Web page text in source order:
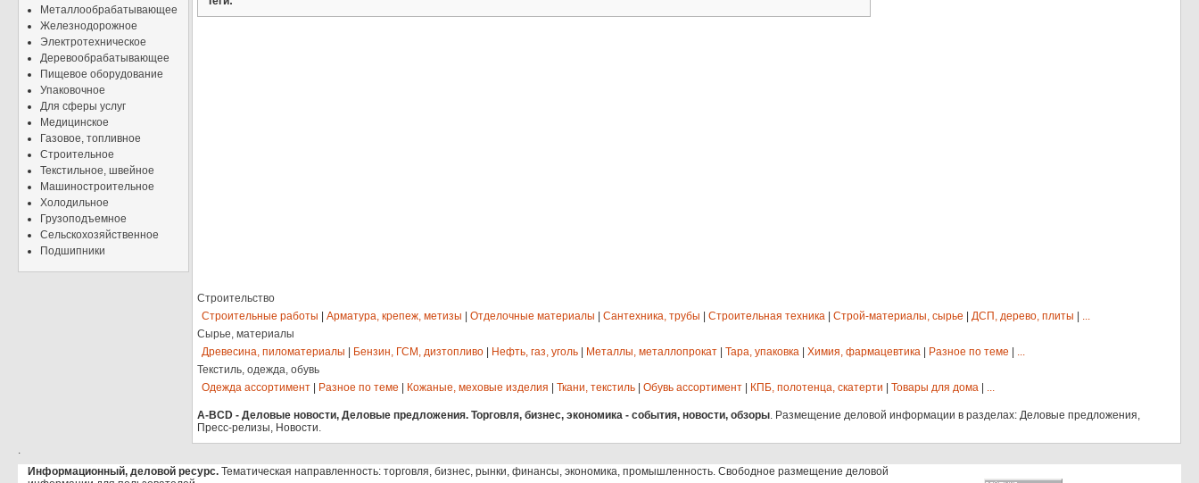
Металлообрабатывающее
Железнодорожное
Электротехническое
Деревообрабатывающее
Пищевое оборудование
Упаковочное
Для сферы услуг
Медицинское
Газовое, топливное
Строительное
Текстильное, швейное
Машиностроительное
Холодильное
Грузоподъемное
Сельскохозяйственное
Подшипники
Строительство
Строительные работы
Арматура, крепеж, метизы Отделочные материалы Сантехника, трубы Строительная техника Строй-материалы, сырье ДСП, дерево, плиты
...
Сырье, материалы
Древесина, пиломатериалы
Бензин, ГСМ, дизтопливо Нефть, газ, уголь Металлы, металлопрокат Тара, упаковка Химия, фармацевтика Разное по теме
...
Текстиль, одежда, обувь
Одежда ассортимент
Разное по теме Кожаные, меховые изделия Ткани, текстиль Обувь ассортимент КПБ, полотенца, скатерти Товары для дома ...
A-BCD - Деловые новости, Деловые предложения. Торговля, бизнес, экономика - события, новости, обзоры. Размещение деловой информации в разделах: Деловые предложения,
Пресс-релизы, Новости.
.
Информационный, деловой ресурс. Тематическая направленность: торговля, бизнес, рынки, финансы, экономика, промышленность. Свободное размещение деловой